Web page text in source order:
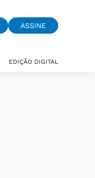
ASSINE
EDIÇÃO DIGITAL